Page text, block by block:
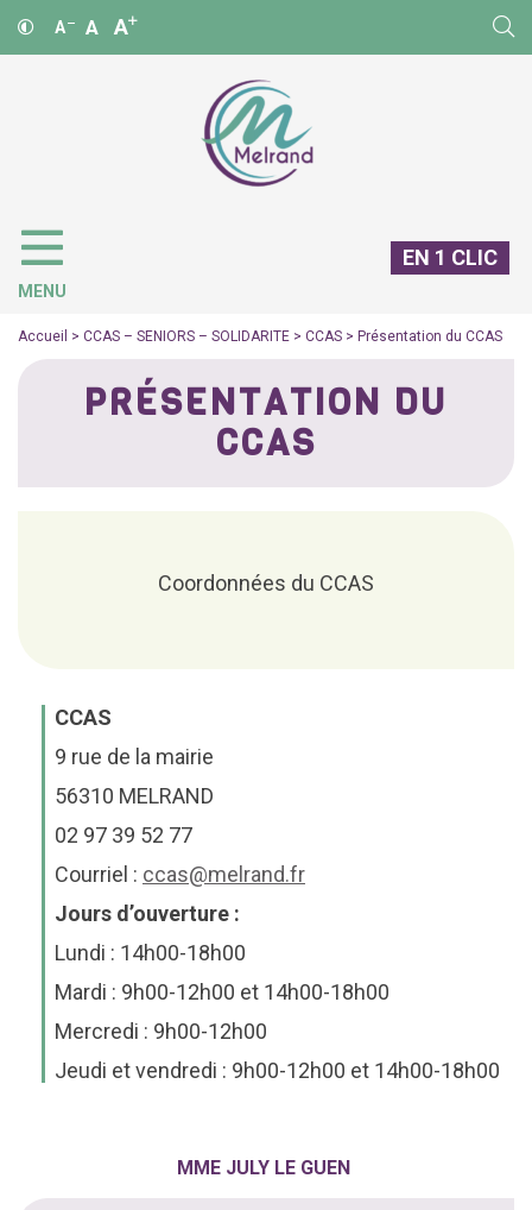
A A A
MENU
EN 1 CLIC
Accueil > CCAS – SENIORS – SOLIDARITE > CCAS > Présentation du CCAS
PRÉSENTATION DU
CCAS
Coordonnées du CCAS
CCAS
9 rue de la mairie
56310 MELRAND
02 97 39 52 77
Courriel : ccas@melrand.fr
Jours d’ouverture :
Lundi : 14h00-18h00
Mardi : 9h00-12h00 et 14h00-18h00
Mercredi : 9h00-12h00
Jeudi et vendredi : 9h00-12h00 et 14h00-18h00
MME JULY LE GUEN